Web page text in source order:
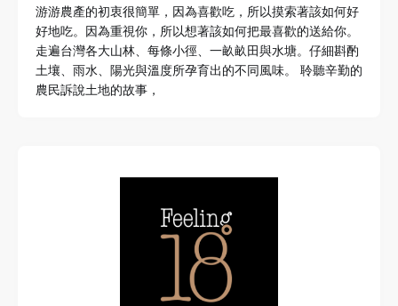
游游農產的初衷很簡單，因為喜歡吃，所以摸索著該如何好
好地吃。因為重視你，所以想著該如何把最喜歡的送給你。
走遍台灣各大山林、每條小徑、一畝畝田與水塘。仔細斟酌
土壤、雨水、陽光與溫度所孕育出的不同風味。 聆聽辛勤的
農民訴說土地的故事，